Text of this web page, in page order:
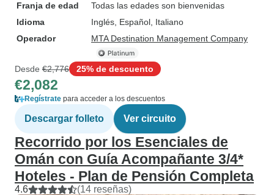
Franja de edad
Todas las edades son bienvenidas
Idioma
Inglés, Español, Italiano
Operador
MTA Destination Management Company
Desde €2,776 25% de descuento
€2,082
Regístrate para acceder a los descuentos
Descargar folleto Ver circuito
Recorrido por los Esenciales de
Omán con Guía Acompañante 3/4*
Hoteles - Plan de Pensión Completa
4.6 (14 reseñas)